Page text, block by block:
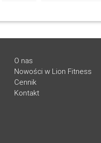
O nas
Nowości w Lion Fitness
Cennik
Kontakt